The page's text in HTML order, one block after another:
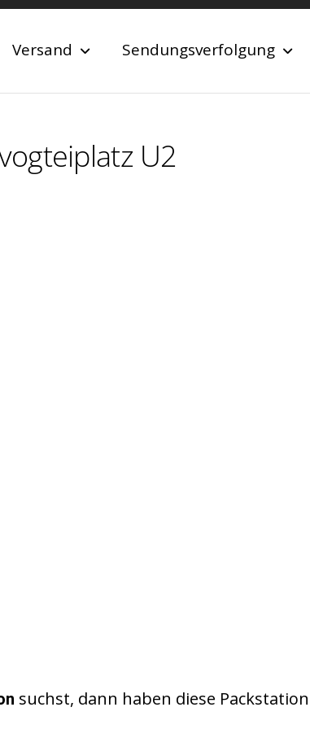
Versand Sendungsverfolgung
U2
suchst, dann haben diese